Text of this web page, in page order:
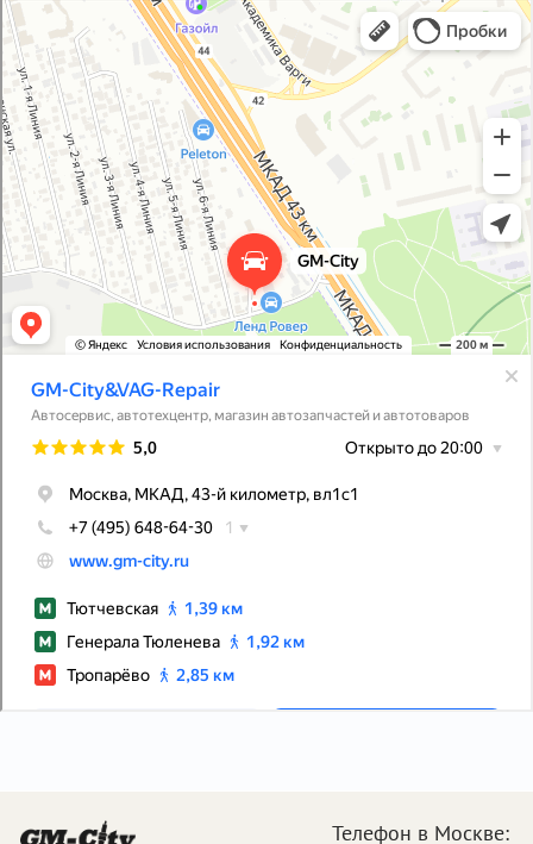
GM-City&VAG-Repair
Автосервис, автотехцентр в Москве
Магазин автозапчастей и автотоваров в Москве
Телефон в Москве: